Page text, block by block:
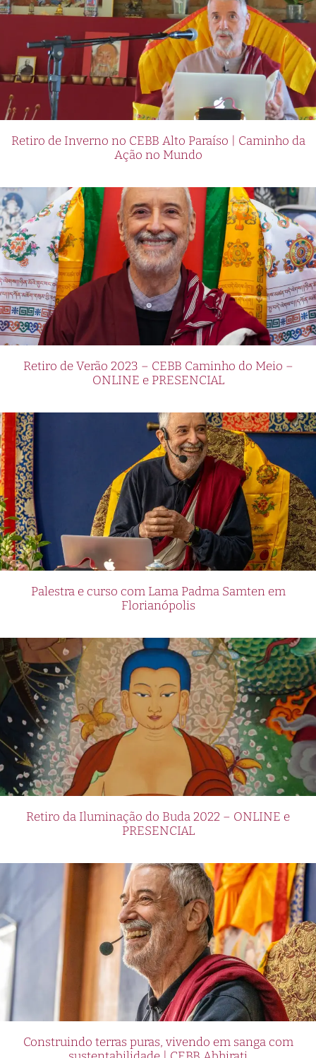
Retiro de Inverno no CEBB Alto Paraíso | Caminho da
Ação no Mundo
Retiro de Verão 2023 – CEBB Caminho do Meio –
ONLINE e PRESENCIAL
Palestra e curso com Lama Padma Samten em
Florianópolis
Retiro da Iluminação do Buda 2022 – ONLINE e
PRESENCIAL
Construindo terras puras, vivendo em sanga com